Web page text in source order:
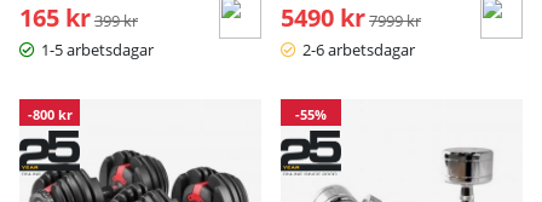
165 kr Ordinarie pris:
399 kr
1-5 arbetsdagar
5490 krOrdinarie pris:
7999 kr
2-6 arbetsdagar
-800 kr -55%